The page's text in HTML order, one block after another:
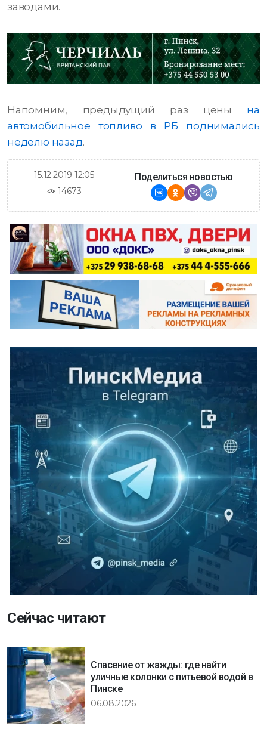
заводами.
Напомним, предыдущий раз цены на
автомобильное топливо в РБ поднимались
неделю назад.
15.12.2019 12:05
14673
Поделиться новостью
Сейчас читают
Спасение от жажды: где найти
уличные колонки с питьевой водой в
Пинске
06.08.2026